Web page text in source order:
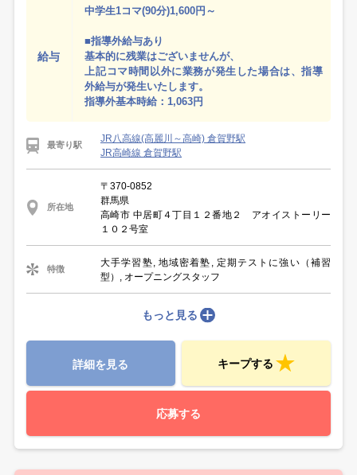
給与
中学生1コマ(90分)1,600円～
■指導外給与あり
基本的に残業はございませんが、
上記コマ時間以外に業務が発生した場合は、指導
外給与が発生いたします。
指導外基本時給：1,063円
最寄り駅
JR八高線(高麗川～高崎) 倉賀野駅
JR高崎線 倉賀野駅
所在地
〒370-0852
群馬県
高崎市 中居町４丁目１２番地２ アオイストーリー
１０２号室
特徴
大手学習塾, 地域密着塾, 定期テストに強い（補習
型）, オープニングスタッフ
もっと見る
詳細を見る キープする
応募する